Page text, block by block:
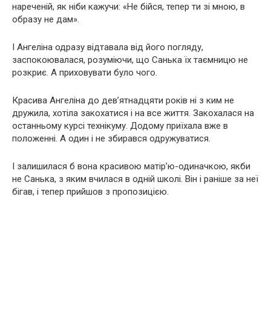
нареченій, як ніби кажучи: «Не бійся, тепер ти зі мною, в
образу не дам».
І Ангеліна одразу відтавала від його погляду,
заспокоювалася, розуміючи, що Санька їх таємницю не
розкриє. А приховувати було чого.
Красива Ангеліна до дев’ятнадцяти років ні з ким не
дружила, хотіла закохатися і на все життя. Закохалася на
останньому курсі технікуму. Додому приїхала вже в
положенні. А один і не збирався одружуватися.
І залишилася б вона красивою матір’ю-одиначкою, якби
не Санька, з яким вчилася в одній школі. Він і раніше за неї
бігав, і тепер прийшов з пропозицією.